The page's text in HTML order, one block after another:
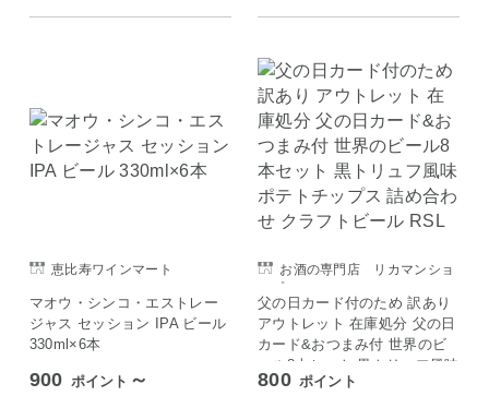
恵比寿ワインマート
マオウ・シンコ・エストレー
ジャス セッション IPA ビール
330ml×6本
900 ポイント ～
お酒の専門店 リカマンショ
ップ
父の日カード付のため 訳あり
アウトレット 在庫処分 父の日
カード&おつまみ付 世界のビ
ール8本セット 黒トリュフ風味
ポテトチップス 詰め合わせ ク
800 ポイント